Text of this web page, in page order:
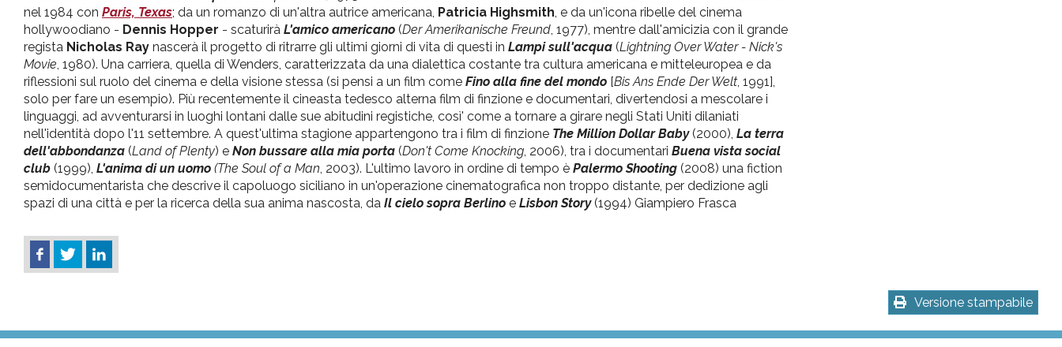
nel 1984 con Paris, Texas; da un romanzo di un'altra autrice americana, Patricia Highsmith , e da un'icona ribelle del cinema
hollywoodiano - Dennis Hopper - scaturirà L'amico americano (Der Amerikanische Freund , 1977), mentre dall'amicizia con il grande
regista Nicholas Ray nascerà il progetto di ritrarre gli ultimi giorni di vita di questi in Lampi sull'acqua (Lightning Over Water - Nick's
Movie , 1980). Una carriera, quella di Wenders, caratterizzata da una dialettica costante tra cultura americana e mitteleuropea e da
riflessioni sul ruolo del cinema e della visione stessa (si pensi a un film come Fino alla fine del mondo [Bis Ans Ende Der Welt , 1991],
solo per fare un esempio). Più recentemente il cineasta tedesco alterna film di finzione e documentari, divertendosi a mescolare i
linguaggi, ad avventurarsi in luoghi lontani dalle sue abitudini registiche, così' come a tornare a girare negli Stati Uniti dilaniati
nell'identità dopo l'11 settembre. A quest'ultima stagione appartengono tra i film di finzione The Million Dollar Baby(2000), La terra
dell'abbondanza (Land of Plenty) e Non bussare alla mia porta (Don't Come Knocking , 2006), tra i documentari Buena vista social
club (1999), L'anima di un uomo (The Soul of a Man , 2003). L'ultimo lavoro in ordine di tempo è Palermo Shooting (2008) una fiction
semidocumentarista che descrive il capoluogo siciliano in un'operazione cinematografica non troppo distante, per dedizione agli
spazi di una città e per la ricerca della sua anima nascosta, da Il cielo sopra Berlino e Lisbon Story(1994) Giampiero Frasca
Versione stampabile